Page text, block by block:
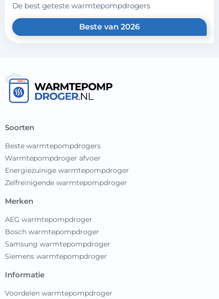
de best geteste warmtepompdrogers
Beste van 2026
soorten
Beste warmtepompdrogers
Warmtepompdroger afvoer
Energiezuinige warmtepompdroger
Zelfreinigende warmtepompdroger
merken
AEG warmtepompdroger
Bosch warmtepompdroger
Samsung warmtepompdroger
Siemens warmtepompdroger
informatie
Voordelen warmtepompdroger